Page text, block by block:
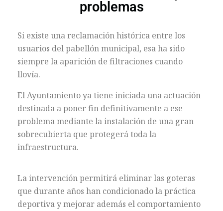
problemas
Si existe una reclamación histórica entre los
usuarios del pabellón municipal, esa ha sido
siempre la aparición de filtraciones cuando
llovía.
El Ayuntamiento ya tiene iniciada una actuación
destinada a poner fin definitivamente a ese
problema mediante la instalación de una gran
sobrecubierta que protegerá toda la
infraestructura.
La intervención permitirá eliminar las goteras
que durante años han condicionado la práctica
deportiva y mejorar además el comportamiento